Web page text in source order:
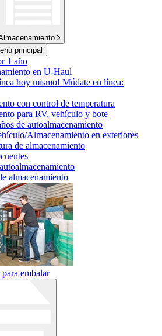
principal
1 año
en U-Haul
hoy mismo! Múdate en línea:
con control de temperatura
para RV, vehículo y bote
de autoalmacenamiento
Almacenamiento en exteriores
de almacenamiento
almacenamiento
embalar